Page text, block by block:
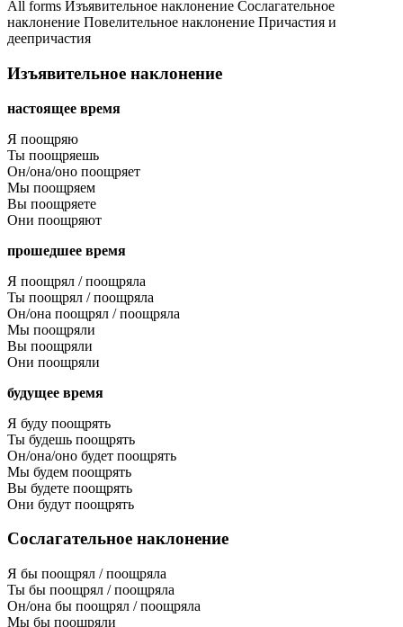
All forms Изъявительное наклонение Сослагательное
наклонение Повелительное наклонение Причастия и
деепричастия
Изъявительное наклонение
настоящее время
Я поощряю
Ты поощряешь
Он/она/оно поощряет
Мы поощряем
Вы поощряете
Они поощряют
прошедшее время
Я поощрял / поощряла
Ты поощрял / поощряла
Он/она поощрял / поощряла
Мы поощряли
Вы поощряли
Они поощряли
будущее время
Я буду поощрять
Ты будешь поощрять
Он/она/оно будет поощрять
Мы будем поощрять
Вы будете поощрять
Они будут поощрять
Сослагательное наклонение
Я бы поощрял / поощряла
Ты бы поощрял / поощряла
Он/она бы поощрял / поощряла
Мы бы поощряли